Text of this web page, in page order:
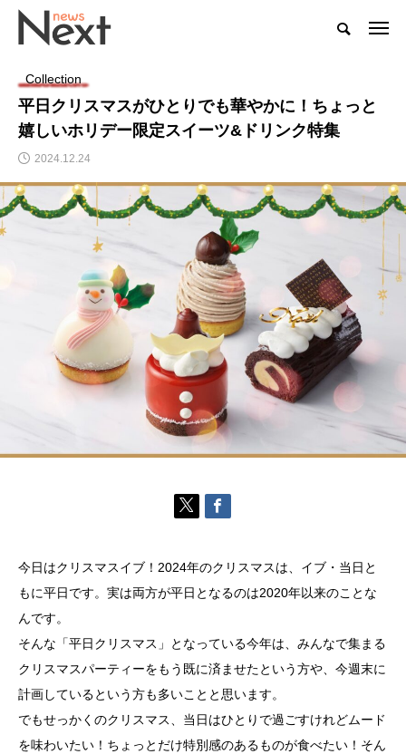
Collection
平日クリスマスがひとりでも華やかに！ちょっと
嬉しいホリデー限定スイーツ&ドリンク特集
2024.12.24
今日はクリスマスイブ！2024年のクリスマスは、イブ・当日と
もに平日です。実は両方が平日となるのは2020年以来のことな
んです。
そんな「平日クリスマス」となっている今年は、みんなで集まる
クリスマスパーティーをもう既に済ませたという方や、今週末に
計画しているという方も多いことと思います。
でもせっかくのクリスマス、当日はひとりで過ごすけれどムード
を味わいたい！ちょっとだけ特別感のあるものが食べたい！そん